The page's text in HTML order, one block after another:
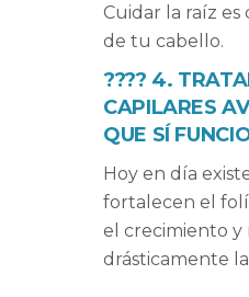
Cuidar la raíz
de tu cabello.
???? 4.
CAPILARES
QUE SÍ
Hoy en día
fortalecen el
el crecimiento y
drásticamente